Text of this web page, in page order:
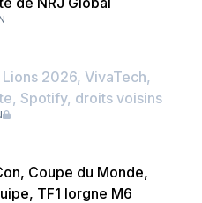
2026, VivaTech,
Spotify, droits voisins
Coupe du Monde,
TF1 lorgne M6